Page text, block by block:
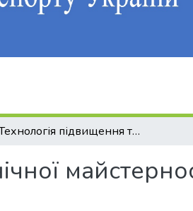
Технологія підвищення тактико-технічної майстерності на етапах багаторічної підготовки футболістів